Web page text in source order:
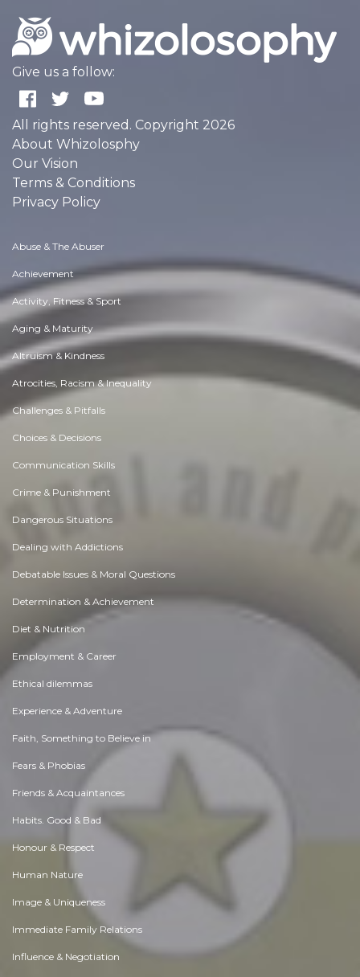
Give us a follow:
All rights reserved. Copyright 2026
About Whizolosphy
Our Vision
Terms & Conditions
Privacy Policy
Abuse & The Abuser
Achievement
Activity, Fitness & Sport
Aging & Maturity
Altruism & Kindness
Atrocities, Racism & Inequality
Challenges & Pitfalls
Choices & Decisions
Communication Skills
Crime & Punishment
Dangerous Situations
Dealing with Addictions
Debatable Issues & Moral Questions
Determination & Achievement
Diet & Nutrition
Employment & Career
Ethical dilemmas
Experience & Adventure
Faith, Something to Believe in
Fears & Phobias
Friends & Acquaintances
Habits. Good & Bad
Honour & Respect
Human Nature
Image & Uniqueness
Immediate Family Relations
Influence & Negotiation